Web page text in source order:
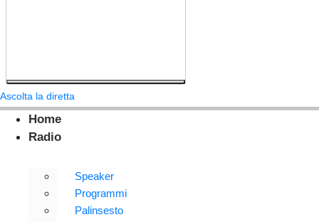
Ascolta la diretta
Home
Radio
Speaker
Programmi
Palinsesto